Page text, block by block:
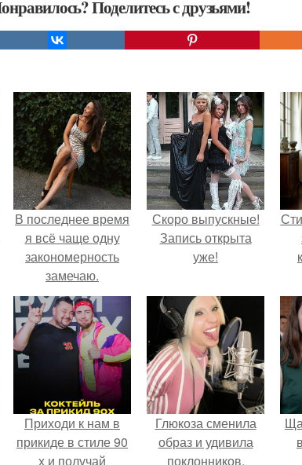
Поделитесь с друзьями!
В последнее время
я всё чаще одну
закономерность
замечаю.
Скоро выпускные!
Запись открыта
уже!
Приходи к нам в
прикиде в стиле 90
х и получай
Глюкоза сменила
образ и удивила
поклонников.